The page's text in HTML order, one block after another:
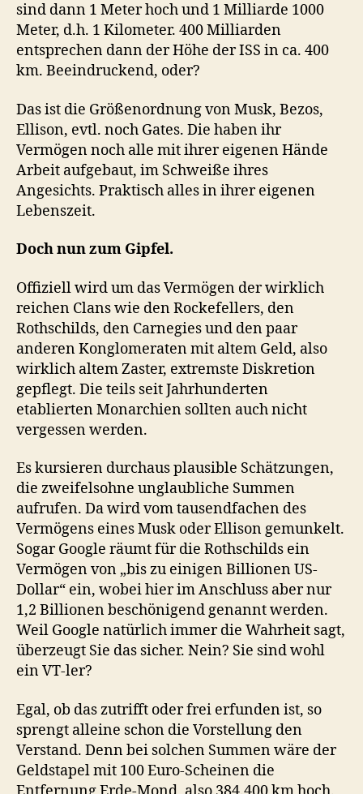
sind dann 1 Meter hoch und 1 Milliarde 1000
Meter, d.h. 1 Kilometer. 400 Milliarden
entsprechen dann der Höhe der ISS in ca. 400
km. Beeindruckend, oder?
Das ist die Größenordnung von Musk, Bezos,
Ellison, evtl. noch Gates. Die haben ihr
Vermögen noch alle mit ihrer eigenen Hände
Arbeit aufgebaut, im Schweiße ihres
Angesichts. Praktisch alles in ihrer eigenen
Lebenszeit.
Doch nun zum Gipfel.
Offiziell wird um das Vermögen der wirklich
reichen Clans wie den Rockefellers, den
Rothschilds, den Carnegies und den paar
anderen Konglomeraten mit altem Geld, also
wirklich altem Zaster, extremste Diskretion
gepflegt. Die teils seit Jahrhunderten
etablierten Monarchien sollten auch nicht
vergessen werden.
Es kursieren durchaus plausible Schätzungen,
die zweifelsohne unglaubliche Summen
aufrufen. Da wird vom tausendfachen des
Vermögens eines Musk oder Ellison gemunkelt.
Sogar Google räumt für die Rothschilds ein
Vermögen von „bis zu einigen Billionen US-
Dollar“ ein, wobei hier im Anschluss aber nur
1,2 Billionen beschönigend genannt werden.
Weil Google natürlich immer die Wahrheit sagt,
überzeugt Sie das sicher. Nein? Sie sind wohl
ein VT-ler?
Egal, ob das zutrifft oder frei erfunden ist, so
sprengt alleine schon die Vorstellung den
Verstand. Denn bei solchen Summen wäre der
Geldstapel mit 100 Euro-Scheinen die